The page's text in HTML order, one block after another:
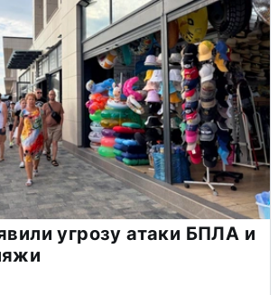
угрозу атаки БПЛА и